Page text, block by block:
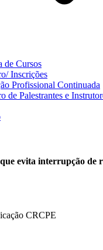
de Cursos
Inscrições
Profissional Continuada
de Palestrantes e
evita interrupção de
CRCPE